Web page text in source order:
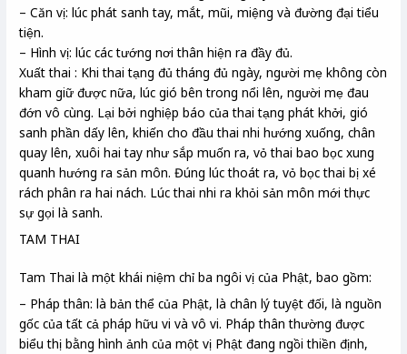
– Căn vị: lúc phát sanh tay, mắt, mũi, miệng và đường đại tiểu
tiện.
– Hình vị: lúc các tướng nơi thân hiện ra đầy đủ.
Xuất thai : Khi thai tạng đủ tháng đủ ngày, người mẹ không còn
kham giữ được nữa, lúc gió bên trong nổi lên, người mẹ đau
đớn vô cùng. Lại bởi nghiệp báo của thai tạng phát khởi, gió
sanh phần dấy lên, khiến cho đầu thai nhi hướng xuống, chân
quay lên, xuôi hai tay như sắp muốn ra, vỏ thai bao bọc xung
quanh hướng ra sản môn. Đúng lúc thoát ra, vỏ bọc thai bị xé
rách phân ra hai nách. Lúc thai nhi ra khỏi sản môn mới thực
sự gọi là sanh.
TAM THAI
Tam Thai là một khái niệm chỉ ba ngôi vị của Phật, bao gồm:
– Pháp thân: là bản thể của Phật, là chân lý tuyệt đối, là nguồn
gốc của tất cả pháp hữu vi và vô vi. Pháp thân thường được
biểu thị bằng hình ảnh của một vị Phật đang ngồi thiền định,